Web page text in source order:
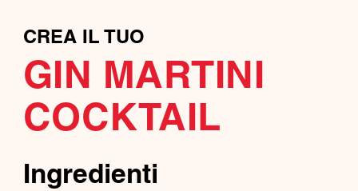
CREA IL TUO
GIN MARTINI
COCKTAIL
Ingredienti